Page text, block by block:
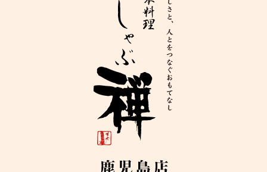
ブランドトップ
ご予約はこちら